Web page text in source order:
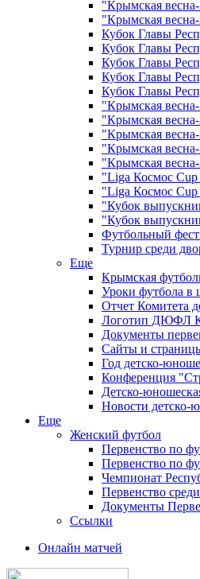
"Крымская
"Крымская
Кубок Главы
Кубок Главы
Кубок Главы
Кубок Главы
Кубок Главы
"Крымская
"Крымская
"Крымская
"Крымская
"Крымская
"Liga Космос Cup
"Liga Космос Cup
"Кубок
"Кубок
Футбольный
Турнир среди
Еще
Крымская
Уроки футбола в
Отчет Комитета
Логотип ДЮФЛ
Документы
Сайты и
Год детско-
Конференция
Детско-
Новости детско-
Еще
Женский футбол
Первенство по
Первенство по
Чемпионат
Первенство
Документы
Ссылки
Онлайн матчей